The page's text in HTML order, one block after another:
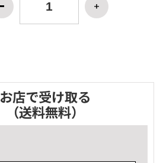
お店で受け取る
（送料無料）